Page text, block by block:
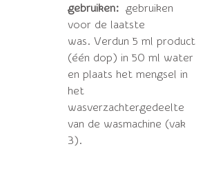
gebruiken: gebruiken
voor de laatste
was. Verdun 5 ml product
(één dop) in 50 ml water
en plaats het mengsel in
het
wasverzachtergedeelte
van de wasmachine (vak
3).